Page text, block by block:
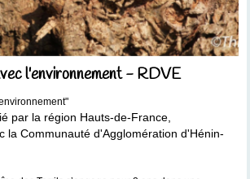
l'environnement - RDVE
par la région Hauts-de-France,
la Communauté d'Agglomération d'Hénin-